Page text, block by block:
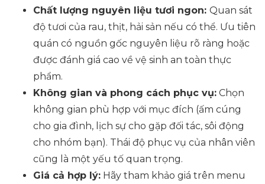
Chất lượng nguyên liệu tươi ngon: Quan sát
độ tươi của rau, thịt, hải sản nếu có thể. Ưu tiên
quán có nguồn gốc nguyên liệu rõ ràng hoặc
được đánh giá cao về vệ sinh an toàn thực
phẩm.
Không gian và phong cách phục vụ: Chọn
không gian phù hợp với mục đích (ấm cúng
cho gia đình, lịch sự cho gặp đối tác, sôi động
cho nhóm bạn). Thái độ phục vụ của nhân viên
cũng là một yếu tố quan trọng.
Giá cả hợp lý: Hãy tham khảo giá trên menu